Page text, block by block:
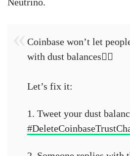
Coinbase won’t let
with dust balances🤦‍♂️
Let’s fix it:
1. Tweet your dust